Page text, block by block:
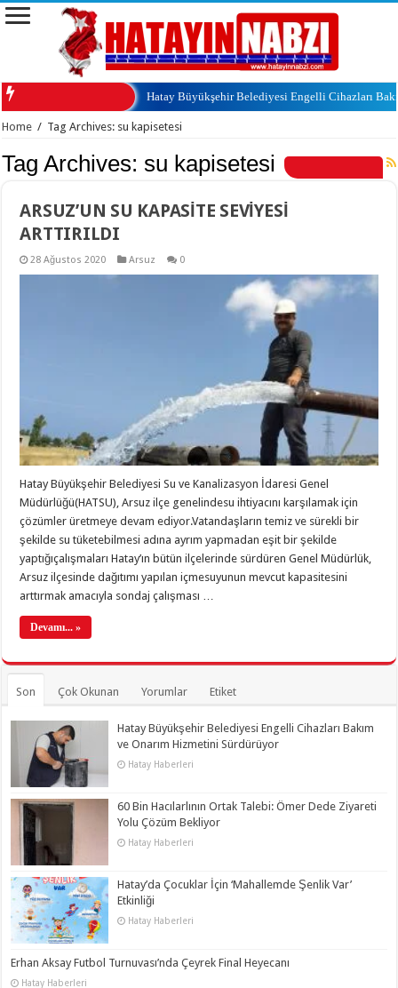
Hatay Büyükşehir Belediyesi Engelli Cihazları
Home / Tag Archives: su kapisetesi
Tag Archives:su kapisetesi
ARSUZ’UN SU KAPASİTE SEVİYESİ
ARTTIRILDI
28 Ağustos 2020 Arsuz 0
Hatay Büyükşehir Belediyesi Su ve Kanalizasyon İdaresi Genel
Müdürlüğü(HATSU), Arsuz ilçe genelindesu ihtiyacını karşılamak için
çözümler üretmeye devam ediyor.Vatandaşların temiz ve sürekli bir
şekilde su tüketebilmesi adına ayrım yapmadan eşit bir şekilde
yaptığıçalışmaları Hatay’ın bütün ilçelerinde sürdüren Genel Müdürlük,
Arsuz ilçesinde dağıtımı yapılan içmesuyunun mevcut kapasitesini
arttırmak amacıyla sondaj çalışması …
Devamı... »
Son Çok Okunan Yorumlar Etiket
Hatay Büyükşehir Belediyesi Engelli Cihazları Bakım
ve Onarım Hizmetini Sürdürüyor
Hatay Haberleri
60 Bin Hacılarlının Ortak Talebi: Ömer Dede Ziyareti
Yolu Çözüm Bekliyor
Hatay Haberleri
Hatay’da Çocuklar İçin ‘Mahallemde Şenlik Var’
Etkinliği
Hatay Haberleri
Erhan Aksay Futbol Turnuvası’nda Çeyrek Final Heyecanı
Hatay Haberleri